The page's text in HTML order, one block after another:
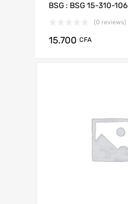
BSG : BSG 15-310-106
(0 reviews)
15.700 CFA